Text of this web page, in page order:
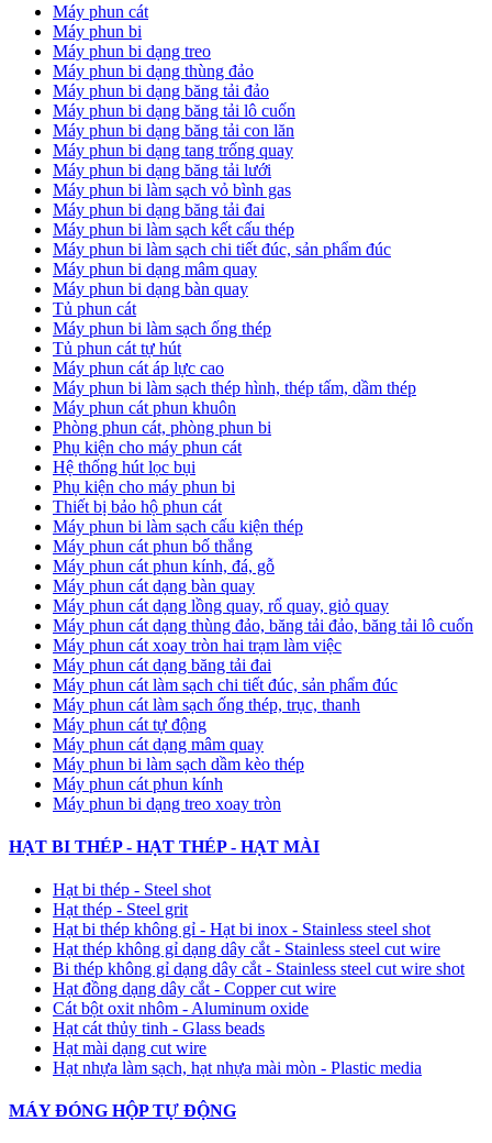
Máy phun cát
Máy phun bi
Máy phun bi dạng treo
Máy phun bi dạng thùng đảo
Máy phun bi dạng băng tải đảo
Máy phun bi dạng băng tải lô cuốn
Máy phun bi dạng băng tải con lăn
Máy phun bi dạng tang trống quay
Máy phun bi dạng băng tải lưới
Máy phun bi làm sạch vỏ bình gas
Máy phun bi dạng băng tải đai
Máy phun bi làm sạch kết cấu thép
Máy phun bi làm sạch chi tiết đúc, sản phẩm đúc
Máy phun bi dạng mâm quay
Máy phun bi dạng bàn quay
Tủ phun cát
Máy phun bi làm sạch ống thép
Tủ phun cát tự hút
Máy phun cát áp lực cao
Máy phun bi làm sạch thép hình, thép tấm, dầm thép
Máy phun cát phun khuôn
Phòng phun cát, phòng phun bi
Phụ kiện cho máy phun cát
Hệ thống hút lọc bụi
Phụ kiện cho máy phun bi
Thiết bị bảo hộ phun cát
Máy phun bi làm sạch cấu kiện thép
Máy phun cát phun bố thắng
Máy phun cát phun kính, đá, gỗ
Máy phun cát dạng bàn quay
Máy phun cát dạng lồng quay, rổ quay, giỏ quay
Máy phun cát dạng thùng đảo, băng tải đảo, băng tải lô cuốn
Máy phun cát xoay tròn hai trạm làm việc
Máy phun cát dạng băng tải đai
​Máy phun cát làm sạch chi tiết đúc, sản phẩm đúc
Máy phun cát làm sạch ống thép, trục, thanh
Máy phun cát tự động
​Máy phun cát dạng mâm quay
Máy phun bi làm sạch dầm kèo thép
Máy phun cát phun kính
Máy phun bi dạng treo xoay tròn
HẠT BI THÉP - HẠT THÉP - HẠT MÀI
Hạt bi thép - Steel shot
Hạt thép - Steel grit
Hạt bi thép không gỉ - Hạt bi inox - Stainless steel shot
Hạt thép không gỉ dạng dây cắt - Stainless steel cut wire
Bi thép không gỉ dạng dây cắt - Stainless steel cut wire shot
Hạt đồng dạng dây cắt - Copper cut wire
Cát bột oxit nhôm - Aluminum oxide
Hạt cát thủy tinh - Glass beads
Hạt mài dạng cut wire
Hạt nhựa làm sạch, hạt nhựa mài mòn - Plastic media
MÁY ĐÓNG HỘP TỰ ĐỘNG